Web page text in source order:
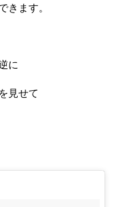
きます。
に
見せて